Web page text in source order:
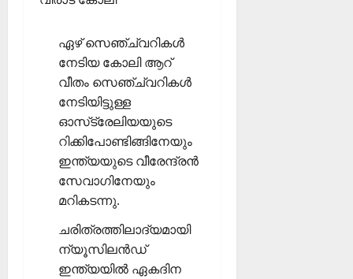
ഏഴ് സെഞ്ച്വറികള്‍
നേടിയ കോലി ആറ്
വീതം സെഞ്ച്വറികള്‍
നേടിയിട്ടുള്ള
ഓസ്‌ട്രേലിയയുടെ
റിക്കിപോണ്ടിങ്ങിനേയും
ഇന്ത്യയുടെ വീരേന്ദ്രന്‍
സേവാഗിനേയും
മറികടന്നു.
ചരിത്രത്തിലാദ്യമായി
ന്യൂസിലന്‍ഡ്
ഇന്ത്യയില്‍ ഏകദിന